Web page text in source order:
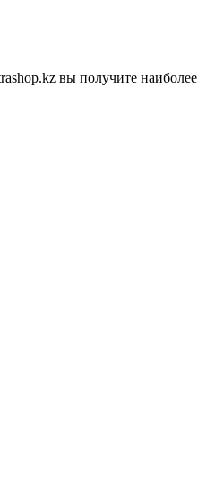
вы получите